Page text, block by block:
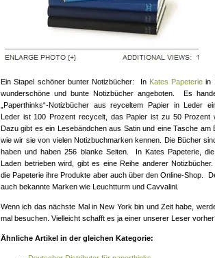
Ein Stapel schöner bunter Notizbücher: InKates Papeterie in
wunderschöne und bunte Notizbücher angeboten. Es
„Paperthinks“-Notizbücher aus reyceltem Papier in Leder
Leder ist 100 Prozent recycelt, das Papier ist zu 50 Prozent
Dazu gibt es ein Lesebändchen aus Satin und eine Tasche am
wie wir sie von vielen Notizbuchmarken kennen. Die Bücher
haben und haben 256 blanke Seiten. In Kates Papeterie,
Laden betrieben wird, gibt es eine Reihe anderer
die Papeterie ihre Produkte aber auch über den Online-Shop.
auch bekannte Marken wie Leuchtturm und Cavvalini.
Wenn ich das nächste Mal in New York bin und Zeit habe,
mal besuchen. Vielleicht schafft es ja einer unserer Leser
Ähnliche Artikel in der gleichen Kategorie: